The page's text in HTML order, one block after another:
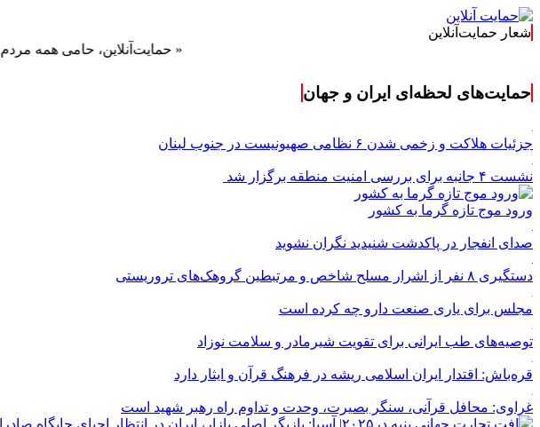
شعار حمایت‌آنلاین
« حمایت‌آنلاین، حامی همه مردم ایران »
حمایت‌های لحظه‌ای ایران و جهان
جزئیات هلاکت و زخمی شدن ۶ نظامی صهیونیست در جنوب لبنان
نشست ۴ جانبه برای بررسی امنیت منطقه برگزار شد
ورود موج تازه گرما به کشور
صدای انفجار در پاکدشت شنیدید نگران نشوید
دستگیری ۸ نفر از اشرار مسلح شاخص و مرتبطین گروهک‌های تروریستی
مجلس برای یاری صنعت دارو چه کرده است
توصیه‌های طب ایرانی برای تقویت شیرمادر و سلامت نوزاد
قره‌باش: اقتدار ایران اسلامی ریشه در فرهنگ قرآن و ایثار دارد
غراوی: محافل قرآنی، سنگر بصیرت، وحدت و تداوم راه رهبر شهید است